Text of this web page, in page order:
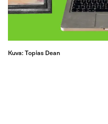
Kuva: Topias Dean